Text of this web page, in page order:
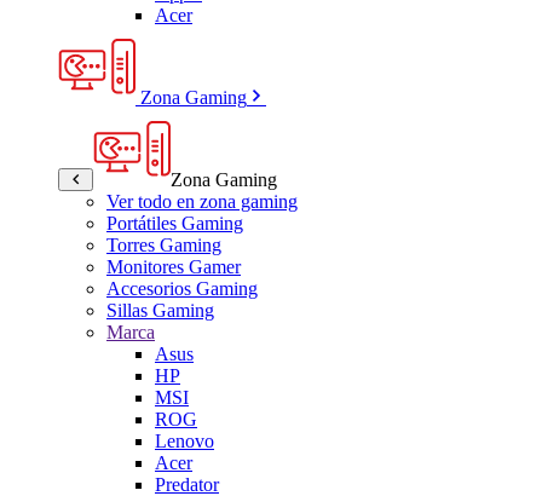
Acer
Zona Gaming
Zona Gaming
Ver todo en zona gaming
Portátiles Gaming
Torres Gaming
Monitores Gamer
Accesorios Gaming
Sillas Gaming
Marca
Asus
HP
MSI
ROG
Lenovo
Acer
Predator